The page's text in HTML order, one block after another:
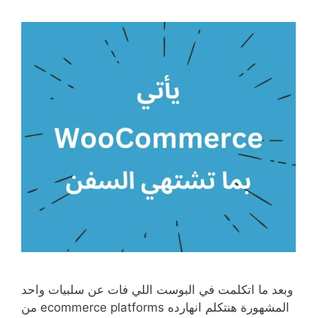
وبعد ما اتكلمت في البوست اللي فات عن سلبيات واحد
من ecommerce platforms المشهورة هنتكلم انهارده